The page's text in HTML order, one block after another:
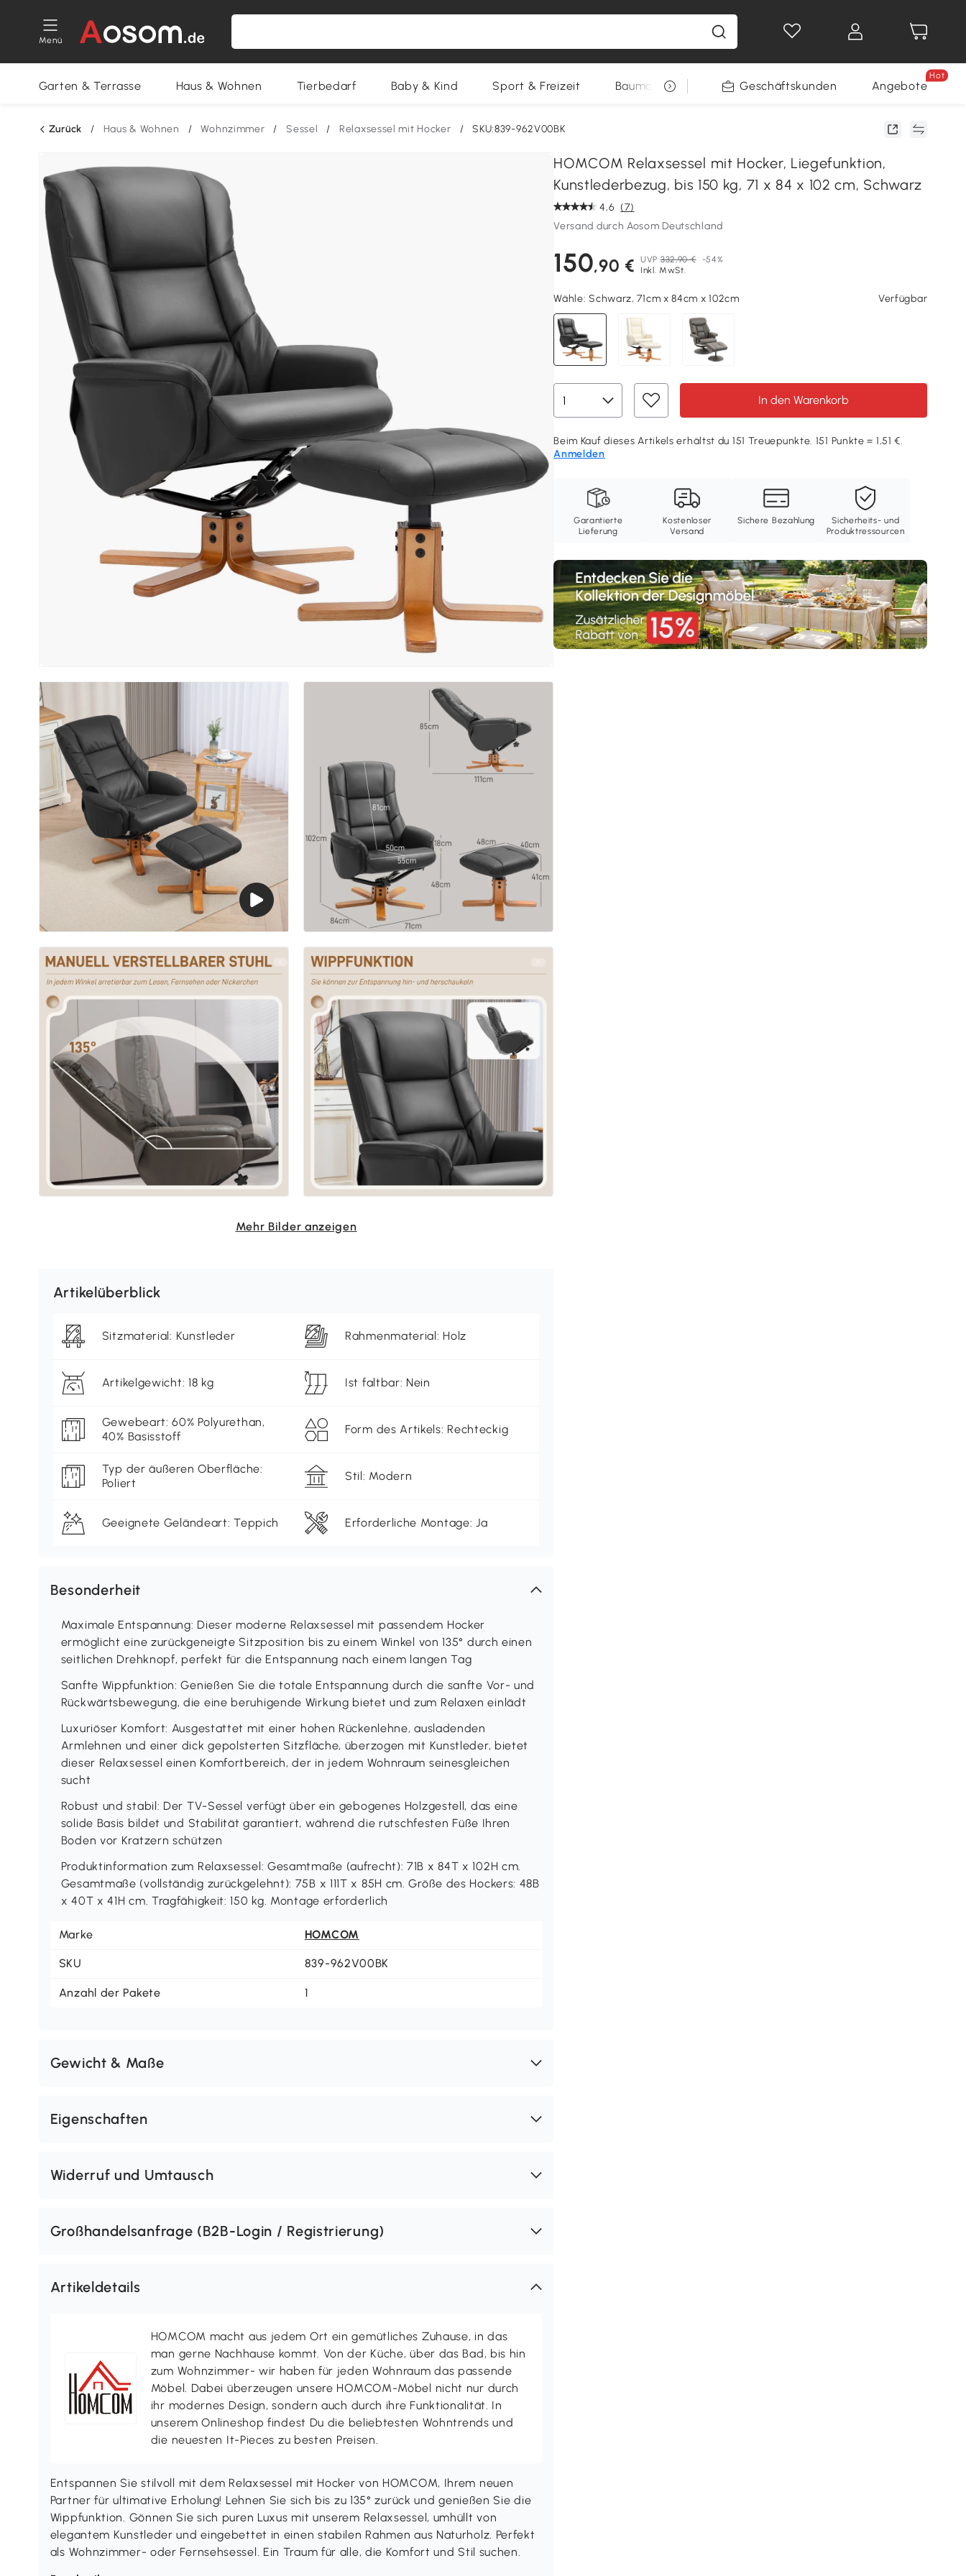
Menü
Gewinnspiele
Garten & Terrasse Haus & Wohnen Tierbedarf Baby & Kind Sport & Freizeit Baumarkt RestpostenGeschäftskunden Angebote
Hot
Zurück / Haus & Wohnen / Wohnzimmer / Sessel / Relaxsessel mit Hocker / SKU:839-962V00BK
Mehr Bilder anzeigen
Artikelüberblick
Sitzmaterial: Kunstleder Rahmenmaterial: Holz
Artikelgewicht: 18 kg Ist faltbar: Nein
Gewebeart: 60% Polyurethan,
40% Basisstoff
Form des Artikels: Rechteckig
Typ der äußeren Oberfläche:
Poliert
Stil: Modern
Geeignete Geländeart: Teppich Erforderliche Montage: Ja
Besonderheit
Maximale Entspannung: Dieser moderne Relaxsessel mit passendem Hocker
ermöglicht eine zurückgeneigte Sitzposition bis zu einem Winkel von 135° durch einen
seitlichen Drehknopf, perfekt für die Entspannung nach einem langen Tag
Sanfte Wippfunktion: Genießen Sie die totale Entspannung durch die sanfte Vor- und
Rückwärtsbewegung, die eine beruhigende Wirkung bietet und zum Relaxen einlädt
Luxuriöser Komfort: Ausgestattet mit einer hohen Rückenlehne, ausladenden
Armlehnen und einer dick gepolsterten Sitzfläche, überzogen mit Kunstleder, bietet
dieser Relaxsessel einen Komfortbereich, der in jedem Wohnraum seinesgleichen
sucht
Robust und stabil: Der TV-Sessel verfügt über ein gebogenes Holzgestell, das eine
solide Basis bildet und Stabilität garantiert, während die rutschfesten Füße Ihren
Boden vor Kratzern schützen
Produktinformation zum Relaxsessel: Gesamtmaße (aufrecht): 71B x 84T x 102H cm.
Gesamtmaße (vollständig zurückgelehnt): 75B x 111T x 85H cm. Größe des Hockers: 48B
x 40T x 41H cm. Tragfähigkeit: 150 kg. Montage erforderlich
Marke HOMCOM
SKU 839-962V00BK
Anzahl der Pakete 1
Gewicht & Maße
Eigenschaften
Widerruf und Umtausch
Großhandelsanfrage (B2B-Login / Registrierung)
Artikeldetails
HOMCOM macht aus jedem Ort ein gemütliches Zuhause, in das
man gerne Nachhause kommt. Von der Küche, über das Bad, bis hin
zum Wohnzimmer- wir haben für jeden Wohnraum das passende
Möbel. Dabei überzeugen unsere HOMCOM-Möbel nicht nur durch
ihr modernes Design, sondern auch durch ihre Funktionalität. In
unserem Onlineshop findest Du die beliebtesten Wohntrends und
die neuesten It-Pieces zu besten Preisen.
Entspannen Sie stilvoll mit dem Relaxsessel mit Hocker von HOMCOM, Ihrem neuen
Partner für ultimative Erholung! Lehnen Sie sich bis zu 135° zurück und genießen Sie die
Wippfunktion. Gönnen Sie sich puren Luxus mit unserem Relaxsessel, umhüllt von
elegantem Kunstleder und eingebettet in einen stabilen Rahmen aus Naturholz. Perfekt
als Wohnzimmer- oder Fernsehsessel. Ein Traum für alle, die Komfort und Stil suchen.
HOMCOM Relaxsessel mit Hocker, Liegefunktion,
Kunstlederbezug, bis 150 kg, 71 x 84 x 102 cm, Schwarz
4,6 (7)
Versand durch Aosom Deutschland
150,90 € UVP 332,90 €
-54%
Inkl. MwSt.
Wähle:Schwarz, 71cm x 84cm x 102cm Verfügbar
In den Warenkorb
Beim Kauf dieses Artikels erhältst du 151 Treuepunkte. 151 Punkte = 1,51 €.
Anmelden
Garantierte
Lieferung
Kostenloser
Versand
Sichere Bezahlung
Sicherheits- und
Produktressourcen